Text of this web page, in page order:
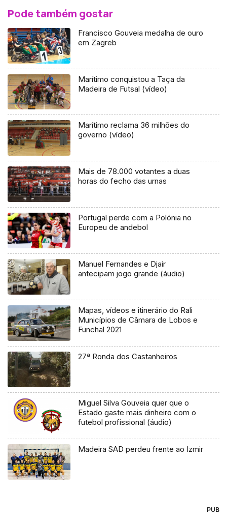
Pode também gostar
Francisco Gouveia medalha de ouro
em Zagreb
Marítimo conquistou a Taça da
Madeira de Futsal (vídeo)
Marítimo reclama 36 milhões do
governo (vídeo)
Mais de 78.000 votantes a duas
horas do fecho das urnas
Portugal perde com a Polónia no
Europeu de andebol
Manuel Fernandes e Djair
antecipam jogo grande (áudio)
Mapas, vídeos e itinerário do Rali
Municípios de Câmara de Lobos e
Funchal 2021
27ª Ronda dos Castanheiros
Miguel Silva Gouveia quer que o
Estado gaste mais dinheiro com o
futebol profissional (áudio)
Madeira SAD perdeu frente ao Izmir
PUB